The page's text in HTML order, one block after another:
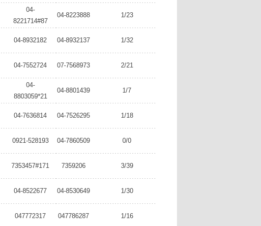
04-
8221714#87
04-8223888 1/23
04-8932182 04-8932137 1/32
04-7552724 07-7568973 2/21
04-
8803059*21
04-8801439 1/7
04-7636814 04-7526295 1/18
0921-528193 04-7860509 0/0
7353457#171 7359206 3/39
04-8522677 04-8530649 1/30
047772317 047786287 1/16